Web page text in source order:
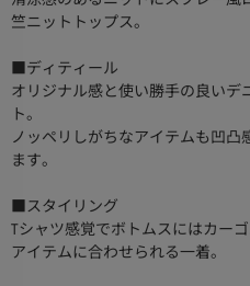
竺ニットトップス。
■ディティール
オリジナル感と使い勝手の良いデ
ト。
ノッペリしがちなアイテムも凹
ます。
■スタイリング
Tシャツ感覚でボトムスにはカー
アイテムに合わせられる一着。